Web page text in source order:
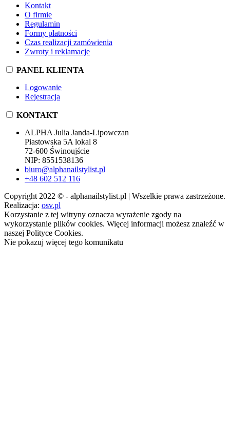
Kontakt
O firmie
Regulamin
Formy płatności
Czas realizacji zamówienia
Zwroty i reklamacje
PANEL KLIENTA
Logowanie
Rejestracja
KONTAKT
ALPHA Julia Janda-Lipowczan
Piastowska 5A lokal 8
72-600 Świnoujście
NIP: 8551538136
biuro@alphanailstylist.pl
+48 602 512 116
Copyright 2022 © - alphanailstylist.pl | Wszelkie prawa zastrzeżone.
Realizacja: osv.pl
Korzystanie z tej witryny oznacza wyrażenie zgody na
wykorzystanie plików cookies. Więcej informacji możesz znaleźć w
naszej Polityce Cookies.
Nie pokazuj więcej tego komunikatu